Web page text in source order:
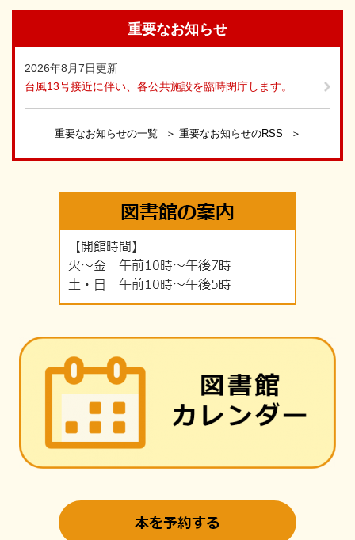
重要なお知らせ
2026年8月7日更新
台風13号接近に伴い、各公共施設を臨時閉庁します。
重要なお知らせの一覧 重要なお知らせのRSS